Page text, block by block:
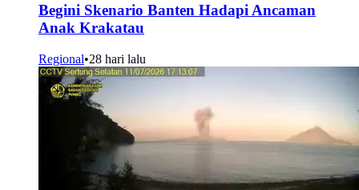
Begini Skenario Banten Hadapi Ancaman
Anak Krakatau
Regional•28 hari lalu